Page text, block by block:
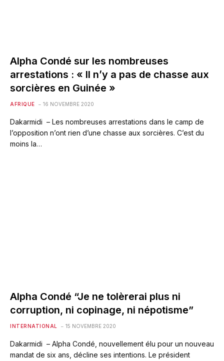
Alpha Condé sur les nombreuses
arrestations : « Il n’y a pas de chasse aux
sorcières en Guinée »
AFRIQUE 16 NOVEMBRE 2020
Dakarmidi – Les nombreuses arrestations dans le camp de
l’opposition n’ont rien d’une chasse aux sorcières. C’est du
moins la…
Alpha Condé “Je ne tolèrerai plus ni
corruption, ni copinage, ni népotisme”
INTERNATIONAL 15 NOVEMBRE 2020
Dakarmidi – Alpha Condé, nouvellement élu pour un nouveau
mandat de six ans, décline ses intentions. Le président